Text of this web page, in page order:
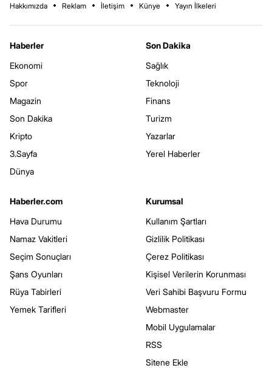
Hakkımızda Reklam İletişim Künye Yayın İlkeleri
Haberler
Ekonomi
Spor
Magazin
Son Dakika
Kripto
3.Sayfa
Dünya
Son Dakika
Sağlık
Teknoloji
Finans
Turizm
Yazarlar
Yerel Haberler
Haberler.com
Hava Durumu
Namaz Vakitleri
Seçim Sonuçları
Şans Oyunları
Rüya Tabirleri
Yemek Tarifleri
Kurumsal
Kullanım Şartları
Gizlilik Politikası
Çerez Politikası
Kişisel Verilerin Korunması
Veri Sahibi Başvuru Formu
Webmaster
Mobil Uygulamalar
RSS
Sitene Ekle